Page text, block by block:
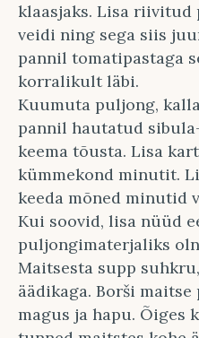
klaasjaks. Lisa riivitud
veidi ning sega siis
pannil tomatipastaga
korralikult läbi.
Kuumuta puljong,
pannil hautatud
keema tõusta. Lisa
kümmekond minutit.
keeda mõned minutid
Kui soovid, lisa nüüd
puljongimaterjaliks
Maitsesta supp
äädikaga. Borši
magus ja hapu. Õiges